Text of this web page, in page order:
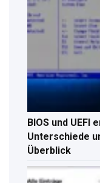
BIOS und UEFI
Unterschiede
Überblick